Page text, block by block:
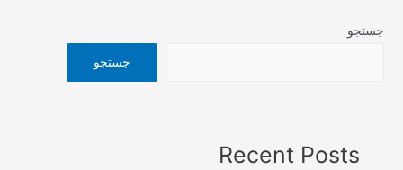
جستجو
جستجو
Recent Posts